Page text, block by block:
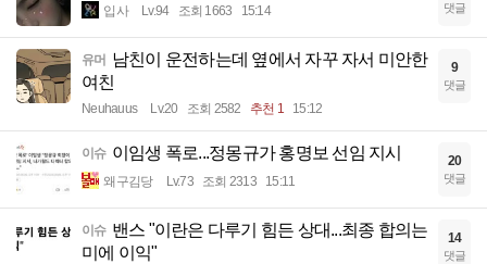
입사 Lv.94 조회 1663 15:14 댓글
유머 남친이 운전하는데 옆에서 자꾸 자서 미안한
여친
Neuhauus Lv.20 조회 2582 추천 1 15:12
9
댓글
이슈 이임생 폭로...정몽규가 홍명보 선임 지시
왜구김당 Lv.73 조회 2313 15:11
20
댓글
이슈 밴스 "이란은 다루기 힘든 상대...최종 합의는
미에 이익"
14
댓글